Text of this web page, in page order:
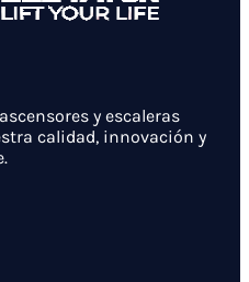
y escaleras
calidad, innovación y